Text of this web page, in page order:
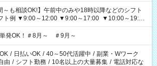
～も相談OK!】午前中のみや18時以降などのシフト
ト例 ▼9:00～12:00 ▼9:00～17:00 ▼10:00～19:00
発OK！＃8月～ ＃9月～
/ 日払いOK / 40～50代活躍中 / 副業・Wワーク
由 / シフト勤務 / 10名以上の大量募集 / 電話対応な